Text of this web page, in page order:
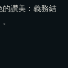
的讚美：義務結